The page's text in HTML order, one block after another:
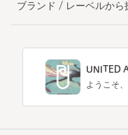
ブランド / レーベルから
UNITED
ようこそ